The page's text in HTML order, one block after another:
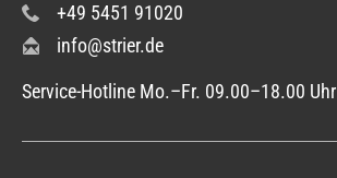
+49 5451 91020
info@strier.de
Service-Hotline Mo.–Fr. 09.00–18.00 Uhr